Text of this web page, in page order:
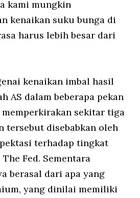
kami mungkin
kenaikan suku bunga di
harus lebih besar dari
kenaikan imbal hasil
AS dalam beberapa pekan
sekitar tiga
tersebut disebabkan oleh
terhadap tingkat
Fed. Sementara
berasal dari apa yang
yang dinilai memiliki